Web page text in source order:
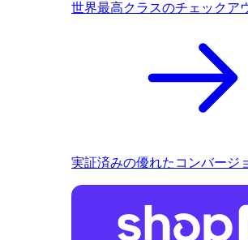
世界最高クラスのチェックア
実証済みの優れたコンバージ